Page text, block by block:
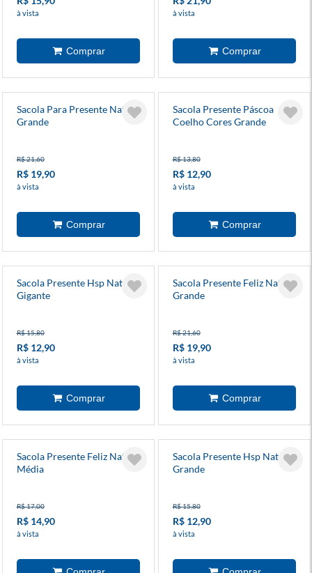
à vista à vista
Sacola Para Presente Natal
Grande
R$ 21,60
R$ 19,90
à vista
Sacola Presente Páscoa
Coelho Cores Grande
R$ 13,80
R$ 12,90
à vista
Sacola Presente Hsp Natal
Gigante
R$ 15,80
R$ 12,90
à vista
Sacola Presente Feliz Natal
Grande
R$ 21,60
R$ 19,90
à vista
Sacola Presente Feliz Natal
Média
R$ 17,00
R$ 14,90
à vista
Sacola Presente Hsp Natal
Grande
R$ 15,80
R$ 12,90
à vista